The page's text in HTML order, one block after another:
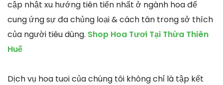
cập nhật xu hướng tiên tiến nhất ở ngành hoa để
cung ứng sự đa chủng loại & cách tân trong sở thích
của người tiêu dùng. Shop Hoa Tươi Tại Thừa Thiên
Huế
Dịch vụ hoa tuoi của chúng tôi không chỉ là tập kết